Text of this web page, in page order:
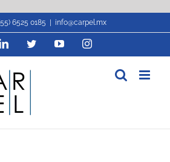
6525 0185 info@carpel.mx
LinkedInTwitterYouTubeInstagram